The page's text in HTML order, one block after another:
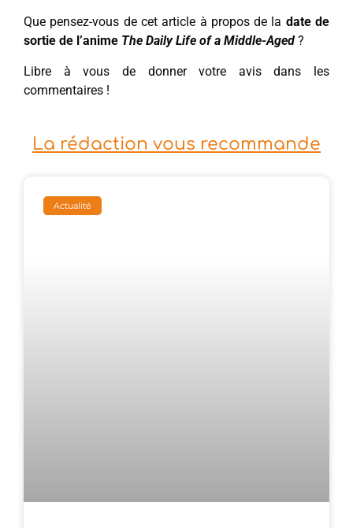
Que pensez-vous de cet article à propos de la date de
sortie de l’anime The Daily Life of a Middle-Aged ?
Libre à vous de donner votre avis dans les
commentaires !
La rédaction vous recommande
Actualité